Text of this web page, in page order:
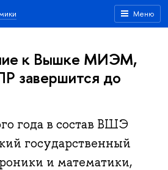
Меню
к Вышке МИЭМ,
завершится до
года в состав ВШЭ
государственный
и математики,